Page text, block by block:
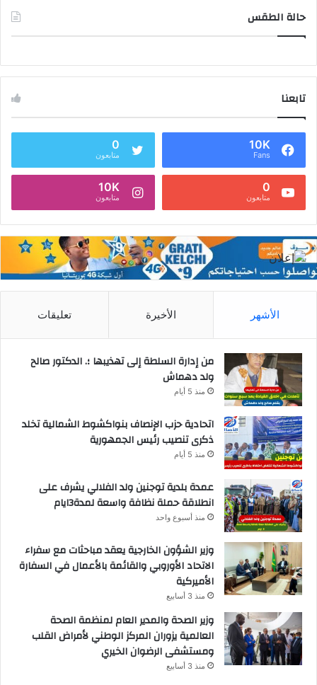
حالة الطقس
تابعنا
10K
Fans
0
متابعون
0
متابعون
10K
متابعون
الأشهر الأخيرة تعليقات
من إدارة السلطة إلى تهذيبها ؛. الدكتور صالح
ولد دهماش
منذ 5 أيام
اتحادية حزب الإنصاف بنواكشوط الشمالية تخلد
ذكرى تنصيب رئيس الجمهورية
منذ 5 أيام
عمدة بلدية توجنين ولد الفلالي يشرف على
انطلاقة حملة نظافة واسعة لمدة3ايام
منذ أسبوع واحد
وزير الشؤون الخارجية يعقد مباحثات مع سفراء
الاتحاد الأوروبي والقائمة بالأعمال في السفارة
الأميركية
منذ 3 أسابيع
وزير الصحة والمدير العام لمنظمة الصحة
العالمية يزوران المركز الوطني لأمراض القلب
ومستشفى الرضوان الخيري
منذ 3 أسابيع